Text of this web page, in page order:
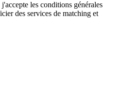
les conditions générales
des services de matching et